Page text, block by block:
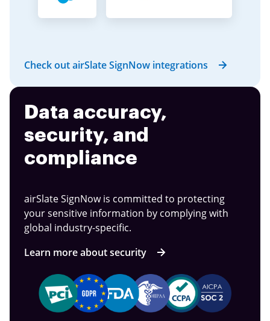
Check out airSlate SignNow integrations
Data accuracy,
security, and
compliance
airSlate SignNow is committed to protecting
your sensitive information by complying with
global industry-specific.
Learn more about security